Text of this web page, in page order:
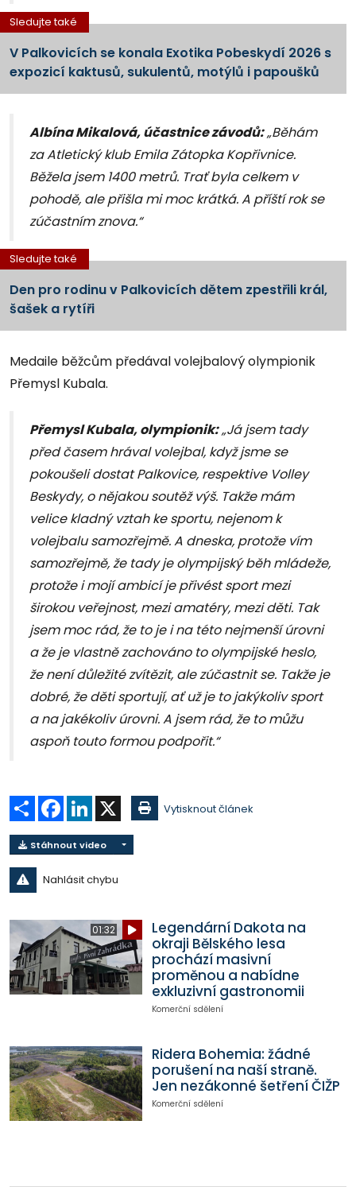
Sledujte také
V Palkovicích se konala Exotika Pobeskydí 2026 s
expozicí kaktusů, sukulentů, motýlů i papoušků
Albína Mikalová, účastnice závodů:„Běhám
za Atletický klub Emila Zátopka Kopřivnice.
Běžela jsem 1400 metrů. Trať byla celkem v
pohodě, ale přišla mi moc krátká. A příští rok se
zúčastním znova.“
Sledujte také
Den pro rodinu v Palkovicích dětem zpestřili král,
šašek a rytíři
Medaile běžcům předával volejbalový olympionik
Přemysl Kubala.
Přemysl Kubala, olympionik:„Já jsem tady
před časem hrával volejbal, když jsme se
pokoušeli dostat Palkovice, respektive Volley
Beskydy, o nějakou soutěž výš. Takže mám
velice kladný vztah ke sportu, nejenom k
volejbalu samozřejmě. A dneska, protože vím
samozřejmě, že tady je olympijský běh mládeže,
protože i mojí ambicí je přivést sport mezi
širokou veřejnost, mezi amatéry, mezi děti. Tak
jsem moc rád, že to je i na této nejmenší úrovni
a že je vlastně zachováno to olympijské heslo,
že není důležité zvítězit, ale zúčastnit se. Takže je
dobré, že děti sportují, ať už je to jakýkoliv sport
a na jakékoliv úrovni. A jsem rád, že to můžu
aspoň touto formou podpořit.“
Sdílet Facebook
LinkedIn Vytisknout článek
Stáhnout video
Nahlásit chybu
01:32
Legendární Dakota na
okraji Bělského lesa
prochází masivní
proměnou a nabídne
exkluzivní gastronomii
Komerční sdělení
Ridera Bohemia: žádné
porušení na naší straně.
Jen nezákonné šetření ČIŽP
Komerční sdělení